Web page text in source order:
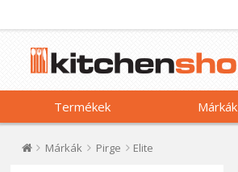
Termékek Márkák
Márkák Pirge Elite